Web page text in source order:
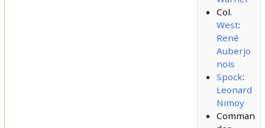
Col.
West:
René
Auberjo
nois
Spock:
Leonard
Nimoy
Comman